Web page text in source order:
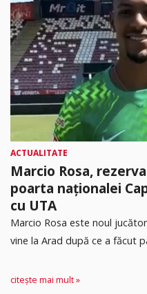
ACTUALITATE
Marcio Rosa,
poarta naționalei
cu UTA
Marcio Rosa este noul
vine la Arad după ce a făcut
citește mai mult »